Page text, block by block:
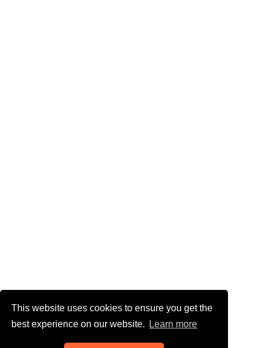
This website uses cookies to ensure you get the
best experience on our website.
Learn more